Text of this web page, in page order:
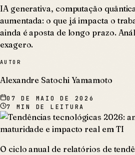
IA generativa, computação
aumentada: o que já impacta o
ainda é aposta de longo prazo.
exagero.
AUTOR
Alexandre Satochi Yamamoto
07 DE MAIO DE 2026
7
MIN DE LEITURA
O ciclo anual de relatórios de